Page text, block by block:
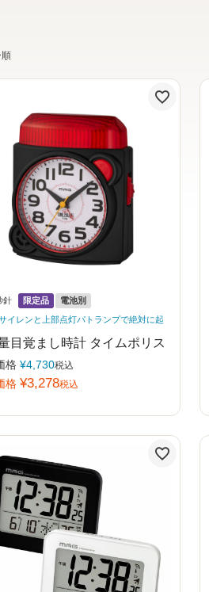
順
針 限定品
電池別
イレンと上部点灯パトランプで絶対に起
目覚まし時計 タイムポリス
格 ¥4,730税込
格 ¥3,278税込